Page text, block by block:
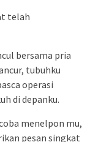
telah
bersama pria
tubuhku
operasi
di depanku.
menelpon mu,
pesan singkat